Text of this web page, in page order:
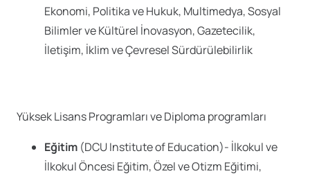
Ekonomi, Politika ve Hukuk, Multimedya, Sosyal
Bilimler ve Kültürel İnovasyon, Gazetecilik,
İletişim, İklim ve Çevresel Sürdürülebilirlik
Yüksek Lisans Programları ve Diploma programları
Eğitim (DCU Institute of Education)- İlkokul ve
İlkokul Öncesi Eğitim, Özel ve Otizm Eğitimi,